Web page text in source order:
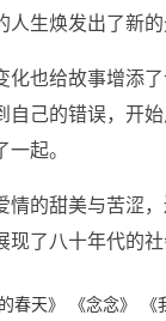
生焕发出了新的
化也给故事增添
自己的错误，开
起。
情的甜美与苦涩
现了八十年代的
春天》 《念念》